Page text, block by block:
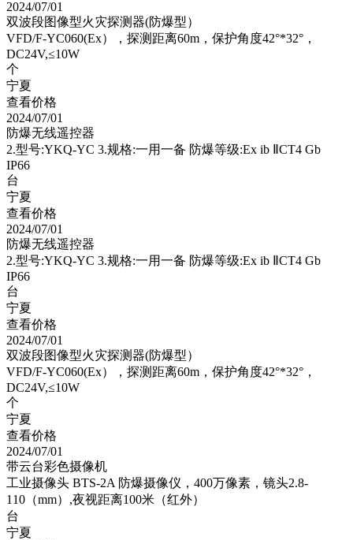
2024/07/01
双波段图像型火灾探测器(防爆型）
VFD/F-YC060(Ex），探测距离60m，保护角度42°*32°，
DC24V,≤10W
个
宁夏
查看价格
2024/07/01
防爆无线遥控器
2.型号:YKQ-YC 3.规格:一用一备 防爆等级:Ex ib ⅡCT4 Gb
IP66
台
宁夏
查看价格
2024/07/01
防爆无线遥控器
2.型号:YKQ-YC 3.规格:一用一备 防爆等级:Ex ib ⅡCT4 Gb
IP66
台
宁夏
查看价格
2024/07/01
双波段图像型火灾探测器(防爆型）
VFD/F-YC060(Ex），探测距离60m，保护角度42°*32°，
DC24V,≤10W
个
宁夏
查看价格
2024/07/01
带云台彩色摄像机
工业摄像头 BTS-2A 防爆摄像仪，400万像素，镜头2.8-
110（mm）,夜视距离100米（红外）
台
宁夏